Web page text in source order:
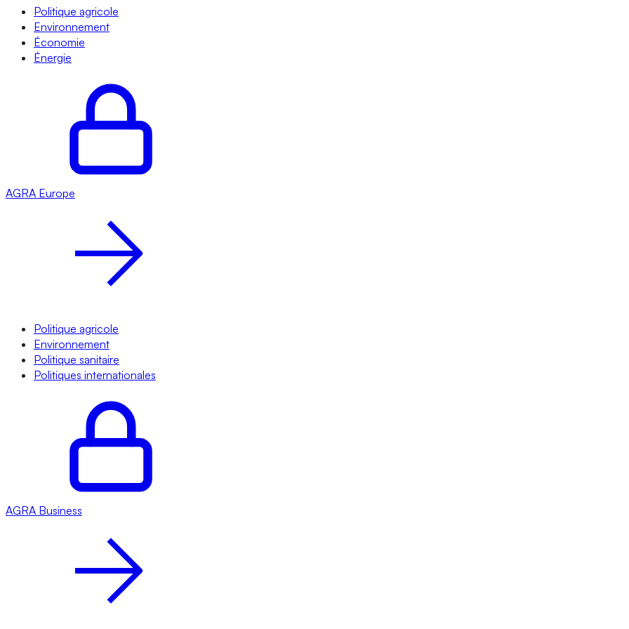
Politique agricole
Environnement
Économie
Énergie
AGRA Europe
Politique agricole
Environnement
Politique sanitaire
Politiques internationales
AGRA Business